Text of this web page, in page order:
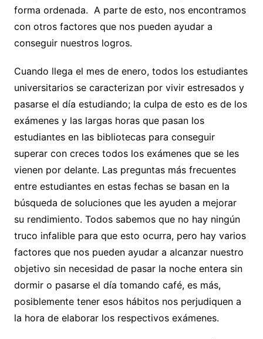
forma ordenada. A parte de esto, nos encontramos
con otros factores que nos pueden ayudar a
conseguir nuestros logros.
Cuando llega el mes de enero, todos los estudiantes
universitarios se caracterizan por vivir estresados y
pasarse el día estudiando; la culpa de esto es de los
exámenes y las largas horas que pasan los
estudiantes en las bibliotecas para conseguir
superar con creces todos los exámenes que se les
vienen por delante. Las preguntas más frecuentes
entre estudiantes en estas fechas se basan en la
búsqueda de soluciones que les ayuden a mejorar
su rendimiento. Todos sabemos que no hay ningún
truco infalible para que esto ocurra, pero hay varios
factores que nos pueden ayudar a alcanzar nuestro
objetivo sin necesidad de pasar la noche entera sin
dormir o pasarse el día tomando café, es más,
posiblemente tener esos hábitos nos perjudiquen a
la hora de elaborar los respectivos exámenes.